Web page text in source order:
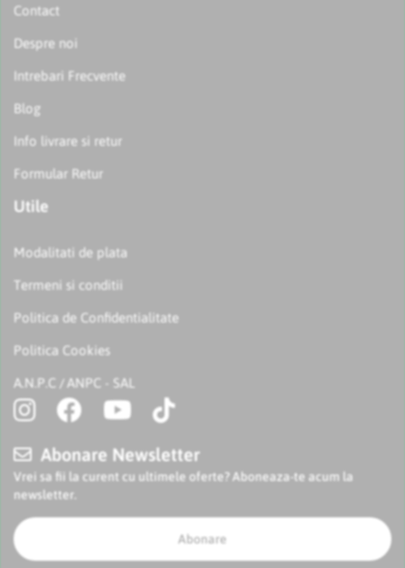
Contact
Despre noi
Intrebari Frecvente
Blog
Info livrare si retur
Formular Retur
Utile
Modalitati de plata
Termeni si conditii
Politica de Confidentialitate
Politica Cookies
A.N.P.C / ANPC - SAL
Abonare Newsletter
Vrei sa fii la curent cu ultimele oferte? Aboneaza-te acum la
newsletter.
Abonare